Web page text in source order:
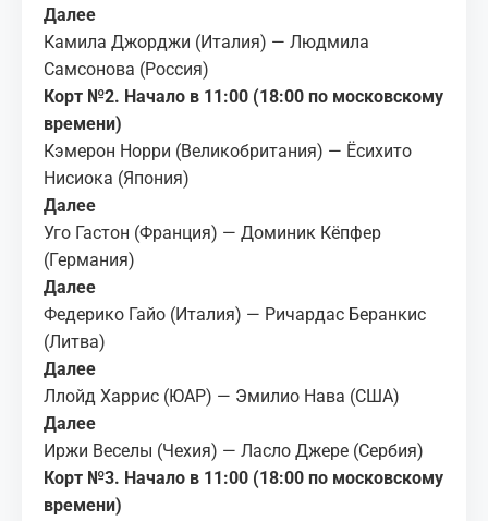
Далее
Камила Джорджи (Италия) — Людмила
Самсонова (Россия)
Корт №2. Начало в 11:00 (18:00 по московскому
времени)
Кэмерон Норри (Великобритания) — Ёсихито
Нисиока (Япония)
Далее
Уго Гастон (Франция) — Доминик Кёпфер
(Германия)
Далее
Федерико Гайо (Италия) — Ричардас Беранкис
(Литва)
Далее
Ллойд Харрис (ЮАР) — Эмилио Нава (США)
Далее
Иржи Веселы (Чехия) — Ласло Джере (Сербия)
Корт №3. Начало в 11:00 (18:00 по московскому
времени)